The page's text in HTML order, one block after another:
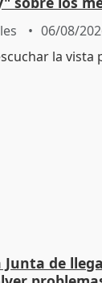
06/08/
Junta de